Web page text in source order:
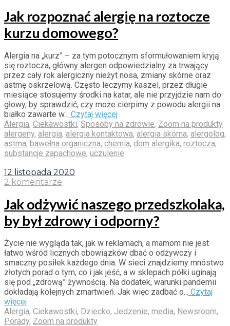
Jak rozpoznać alergię na roztocze
kurzu domowego?
Alergia na „kurz” – za tym potocznym sformułowaniem kryją
się roztocza, główny alergen odpowiedzialny za trwający
przez cały rok alergiczny nieżyt nosa, zmiany skórne oraz
astmę oskrzelową. Często leczymy kaszel, przez długie
miesiące stosujemy środki na katar, ale nie przyjdzie nam do
głowy, by sprawdzić, czy może cierpimy z powodu alergii na
białko zawarte w... Czytaj więcej
Alergia, Ciekawostki, Sposoby na zdrowie, Zoom na produkty
alergeny, alergia, alergia kontaktowa, alergia skórna, alergolog,
astma, bawełna organiczna, chemia, dom alergika, roztocza,
substancje zapachowe, uczulenie
12 listopada 2020
2 komentarze
Jak odżywić naszego przedszkolaka,
by był zdrowy i odporny?
Życie nie wygląda tak, jak w reklamach, a mamom nie jest
łatwo wśród licznych obowiązków dbać o odżywczy i
smaczny posiłek każdego dnia. W sieci znajdziemy mnóstwo
złotych porad o tym, co i jak jeść, a w sklepach półki uginają
się pod „zdrową” żywnością. Na dodatek, warunki pandemii
dokładają kolejnych zmartwień. Jak więc zadbać o... Czytaj
więcej
Alergia, Ciekawostki, Dziecko, Jedzenie, media, Newsroom,
Porady, Zoom na produkty